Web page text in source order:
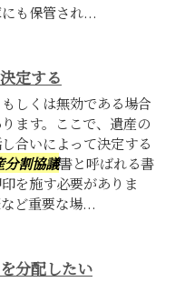
も保管され...
定する
しくは無効である場合
ます。ここで、遺産の
合いによって決定する
分割協議書と呼ばれる書
を施す必要がありま
ど重要な場...
分配したい